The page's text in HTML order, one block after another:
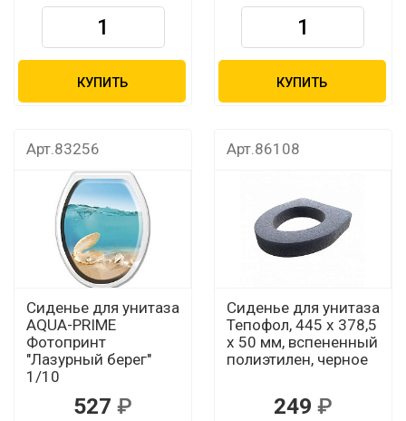
КУПИТЬ КУПИТЬ
Арт.83256
Сиденье для унитаза
AQUA-PRIME
Фотопринт
"Лазурный берег"
1/10
527
Арт.86108
Сиденье для унитаза
Тепофол, 445 х 378,5
х 50 мм, вспененный
полиэтилен, черное
249